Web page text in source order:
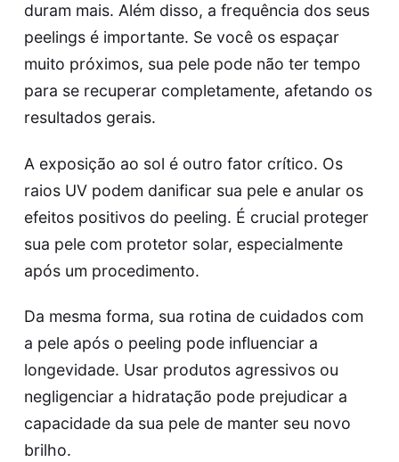
duram mais. Além disso, a frequência dos seus
peelings é importante. Se você os espaçar
muito próximos, sua pele pode não ter tempo
para se recuperar completamente, afetando os
resultados gerais.
A exposição ao sol é outro fator crítico. Os
raios UV podem danificar sua pele e anular os
efeitos positivos do peeling. É crucial proteger
sua pele com protetor solar, especialmente
após um procedimento.
Da mesma forma, sua rotina de cuidados com
a pele após o peeling pode influenciar a
longevidade. Usar produtos agressivos ou
negligenciar a hidratação pode prejudicar a
capacidade da sua pele de manter seu novo
brilho.